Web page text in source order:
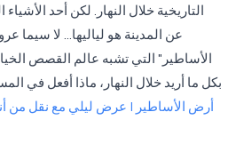
التاريخية خلال النهار. لكن أحد
عن المدينة هو لياليها… لا سيما
الأساطير" التي تشبه عالم القصص
بكل ما أريد خلال النهار، ماذا أفعل في
أرض الأساطير | عرض ليلي مع نقل من